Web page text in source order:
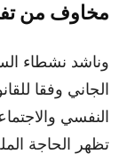
مخاوف من
وناشد نشطاء
الجاني وفقا
النفسي
تظهر الحاجة